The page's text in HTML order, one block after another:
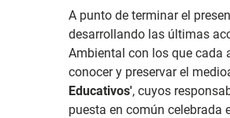
A punto de terminar el
desarrollando las últimas
Ambiental con los que cada
conocer y preservar el
Educativos', cuyos
puesta en común celebrada